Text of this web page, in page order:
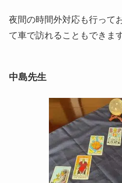
夜間の時間外対応も行って
て車で訪れることもできます
中島先生